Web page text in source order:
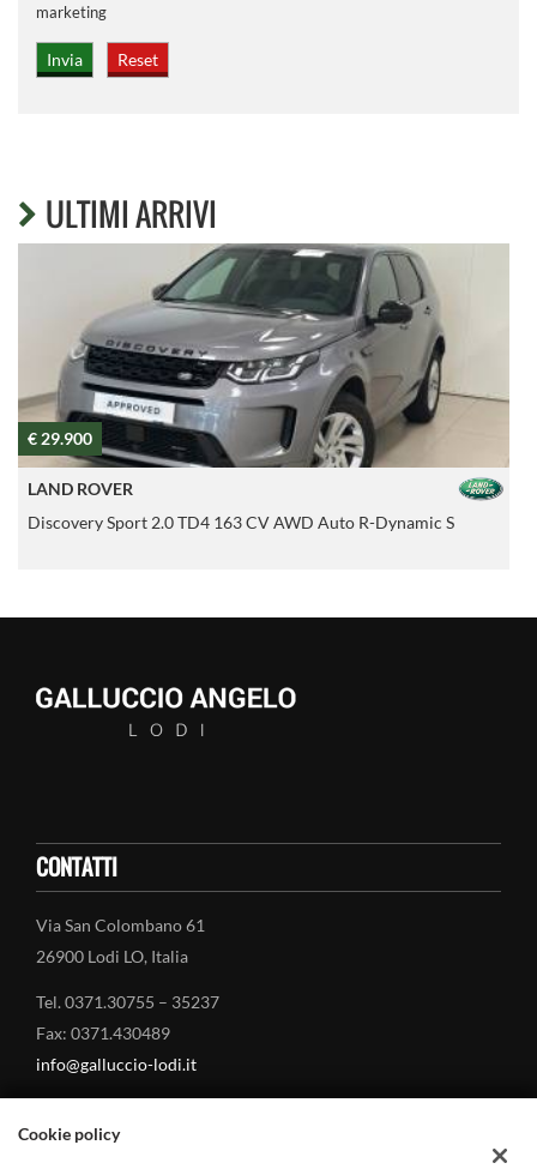
marketing
ULTIMI ARRIVI
€ 29.900
LAND ROVER
Discovery Sport 2.0 TD4 163 CV AWD Auto R-Dynamic S
CONTATTI
Via San Colombano 61
26900 Lodi LO, Italia
Tel. 0371.30755 – 35237
Fax: 0371.430489
info@galluccio-lodi.it
Cookie policy